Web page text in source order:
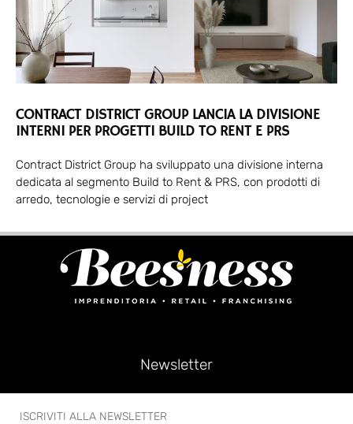
CONTRACT DISTRICT GROUP LANCIA LA DIVISIONE
INTERNI PER PROGETTI BUILD TO RENT E PRS
Contract District Group ha sviluppato una divisione interna
dedicata al segmento Build to Rent & PRS, con prodotti di
arredo, tecnologie e servizi di project
Newsletter